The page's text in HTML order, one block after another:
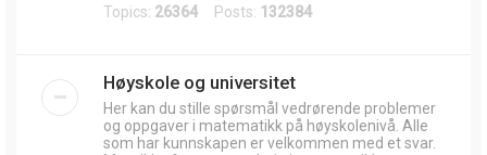
Topics: 26364 Posts: 132384
Høyskole og universitet
Her kan du stille spørsmål vedrørende problemer
og oppgaver i matematikk på høyskolenivå. Alle
som har kunnskapen er velkommen med et svar.